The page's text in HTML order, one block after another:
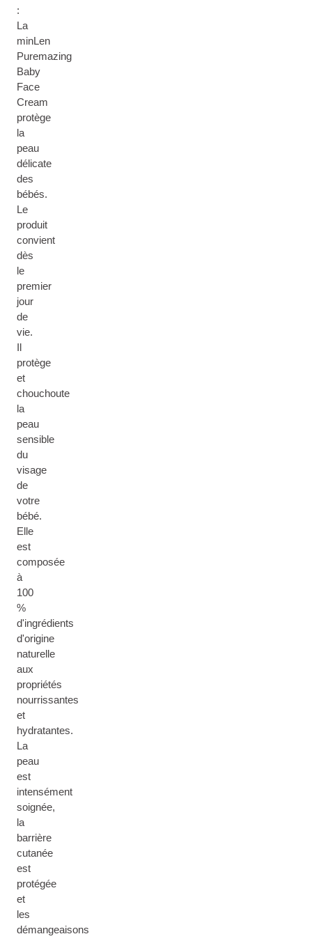
:
La
minLen
Puremazing
Baby
Face
Cream
protège
la
peau
délicate
des
bébés.
Le
produit
convient
dès
le
premier
jour
de
vie.
Il
protège
et
chouchoute
la
peau
sensible
du
visage
de
votre
bébé.
Elle
est
composée
à
100
%
d'ingrédients
d'origine
naturelle
aux
propriétés
nourrissantes
et
hydratantes.
La
peau
est
intensément
soignée,
la
barrière
cutanée
est
protégée
et
les
démangeaisons